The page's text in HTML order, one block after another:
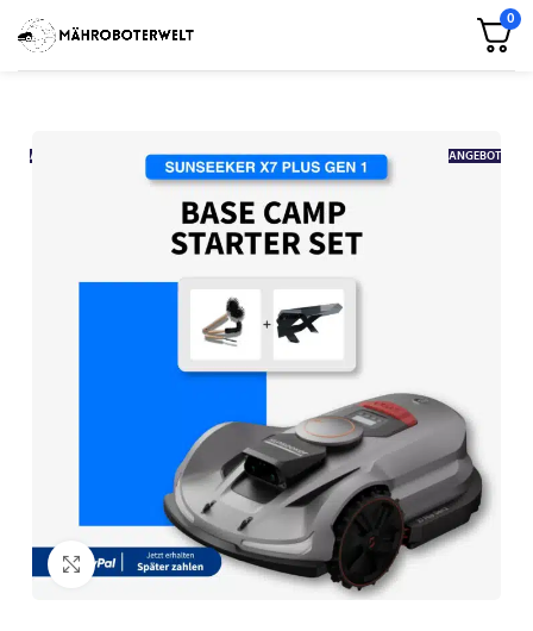
0
ANGEBOT ANGEBOT
Klicken zum Vergrößern